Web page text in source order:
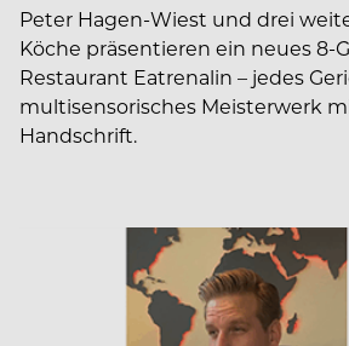
Peter Hagen-Wiest und drei
Köche präsentieren ein neues 8-
Restaurant Eatrenalin – jedes
multisensorisches Meisterwerk
Handschrift.